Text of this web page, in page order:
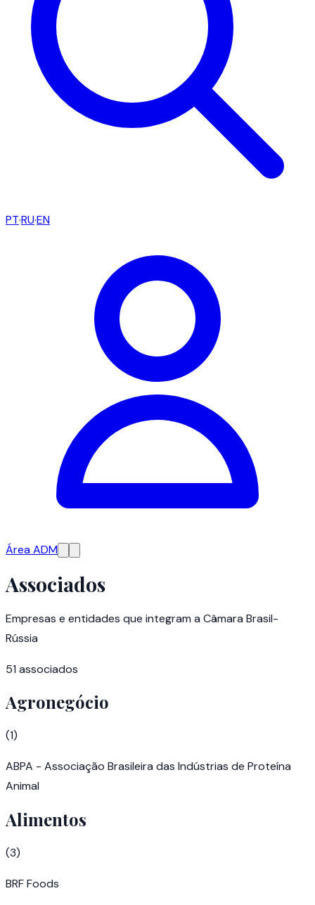
PT·RU·EN
Área ADM
Associados
Empresas e entidades que integram a Câmara Brasil-
Rússia
51 associados
Agronegócio
(1)
ABPA - Associação Brasileira das Indústrias de Proteína
Animal
Alimentos
(3)
BRF Foods